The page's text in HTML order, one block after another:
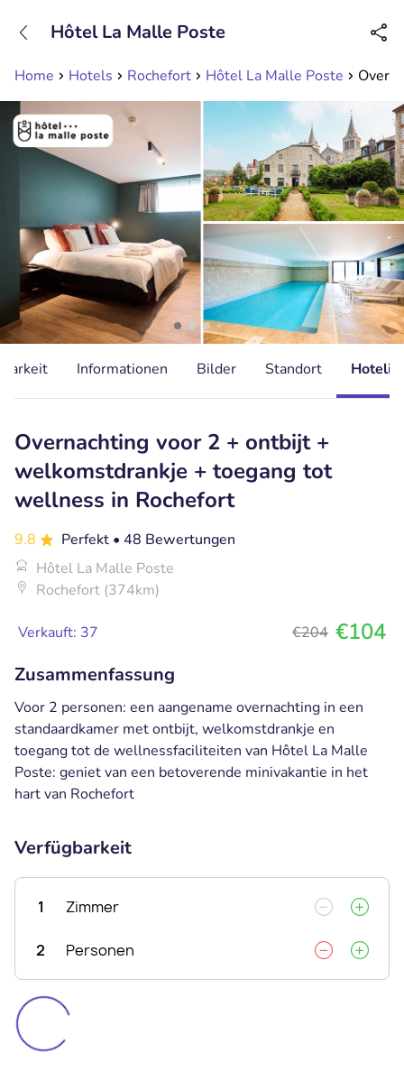
Erreichbar bis 23:00 Uhr
Home Hotels Rochefort Hôtel La Malle Poste
Hôtel La Malle Poste
Informationen Bilder Standort
Overnachting voor 2 + ontbijt +
welkomstdrankje + toegang tot
wellness in Rochefort
9.8 Perfekt • 48 Bewertungen
Hôtel La Malle Poste
Rochefort (374km)
Verkauft: 37 €204 €104
Zusammenfassung
Voor 2 personen: een aangename overnachting in een
standaardkamer met ontbijt, welkomstdrankje en
toegang tot de wellnessfaciliteiten van Hôtel La Malle
Poste: geniet van een betoverende minivakantie in het
hart van Rochefort
Verfügbarkeit
1 Zimmer
2 Personen